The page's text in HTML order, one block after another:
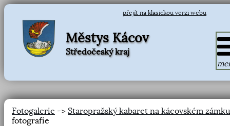
přejít na klasickou verzi webu
Městys Kácov
Středočeský kraj
Fotogalerie -> Staropražský kabaret na kácovském zámku
fotografie